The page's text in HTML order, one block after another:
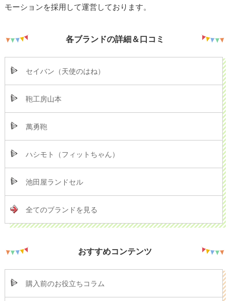
モーションを採用して運営しております。
各ブランドの詳細＆口コミ
セイバン（天使のはね）
鞄工房山本
萬勇鞄
ハシモト（フィットちゃん）
池田屋ランドセル
全てのブランドを見る
おすすめコンテンツ
購入前のお役立ちコラム